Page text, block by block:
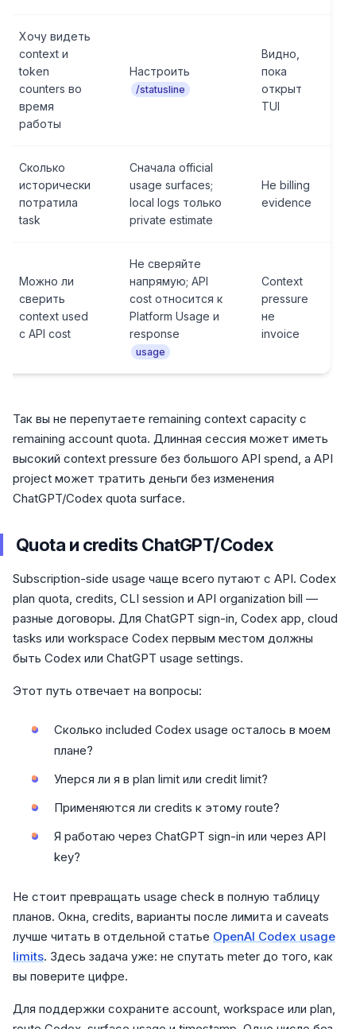
Хочу видеть
context и
token
counters во
время
работы
Настроить
/statusline
Видно,
пока
открыт
TUI
Сколько
исторически
потратила
task
Сначала official
usage surfaces;
local logs только
private estimate
Не billing
evidence
Можно ли
сверить
context used
с API cost
Не сверяйте
напрямую; API
cost относится к
Platform Usage и
response
usage
Context
pressure
не
invoice
Так вы не перепутаете remaining context capacity с
remaining account quota. Длинная сессия может иметь
высокий context pressure без большого API spend, а API
project может тратить деньги без изменения
ChatGPT/Codex quota surface.
Quota и credits ChatGPT/Codex
Subscription-side usage чаще всего путают с API. Codex
plan quota, credits, CLI session и API organization bill —
разные договоры. Для ChatGPT sign-in, Codex app, cloud
tasks или workspace Codex первым местом должны
быть Codex или ChatGPT usage settings.
Этот путь отвечает на вопросы:
Сколько included Codex usage осталось в моем
плане?
Уперся ли я в plan limit или credit limit?
Применяются ли credits к этому route?
Я работаю через ChatGPT sign-in или через API
key?
Не стоит превращать usage check в полную таблицу
планов. Окна, credits, варианты после лимита и caveats
лучше читать в отдельной статье OpenAI Codex usage
limits. Здесь задача уже: не спутать meter до того, как
вы поверите цифре.
Для поддержки сохраните account, workspace или plan,